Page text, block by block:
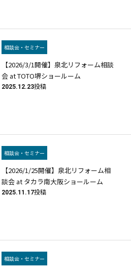
相談会・セミナー
【2026/3/1開催】泉北リフォーム相談
会 at TOTO堺ショールーム
2025.12.23投稿
相談会・セミナー
【2026/1/25開催】泉北リフォーム相
談会 at タカラ南大阪ショールーム
2025.11.17投稿
相談会・セミナー